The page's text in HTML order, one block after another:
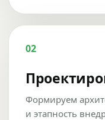
02
Формируем
и этапность